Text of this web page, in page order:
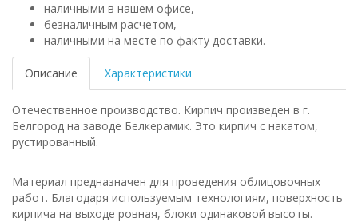
наличными в нашем офисе,
безналичным расчетом,
наличными на месте по факту доставки.
Описание Характеристики
Отечественное производство. Кирпич произведен в г.
Белгород на заводе Белкерамик. Это кирпич с накатом,
рустированный.
Материал предназначен для проведения облицовочных
работ. Благодаря используемым технологиям, поверхность
кирпича на выходе ровная, блоки одинаковой высоты.